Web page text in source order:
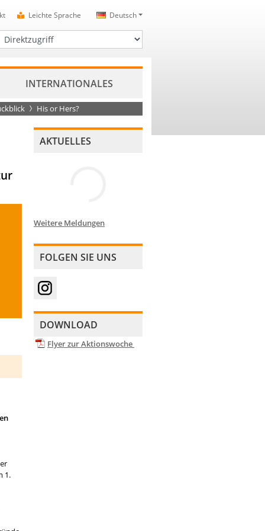
Deutsch
Leichte Sprache
Direktzugriff
INTERNATIONALES
His or Hers?
1.
AKTUELLES
Weitere Meldungen
FOLGEN SIE UNS
DOWNLOAD
Flyer zur Aktionswoche